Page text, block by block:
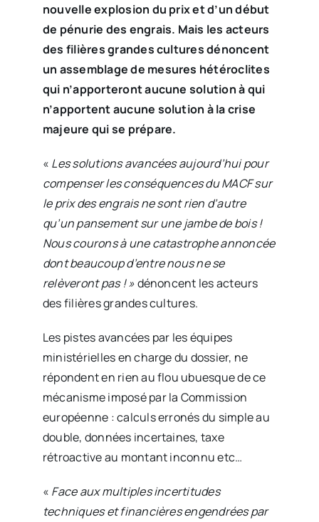
nouvelle explosion du prix et d’un début
de pénurie des engrais. Mais les acteurs
des filières grandes cultures dénoncent
un assemblage de mesures hétéroclites
qui n’apporteront aucune solution à qui
n’apportent aucune solution à la crise
majeure qui se prépare.
« Les solutions avancées aujourd’hui pour
compenser les conséquences du MACF sur
le prix des engrais ne sont rien d’autre
qu’un pansement sur une jambe de bois !
Nous courons à une catastrophe annoncée
dont beaucoup d’entre nous ne se
relèveront pas ! »dénoncent les acteurs
des filières grandes cultures.
Les pistes avancées par les équipes
ministérielles en charge du dossier, ne
répondent en rien au flou ubuesque de ce
mécanisme imposé par la Commission
européenne : calculs erronés du simple au
double, données incertaines, taxe
rétroactive au montant inconnu etc…
« Face aux multiples incertitudes
techniques et financières engendrées par